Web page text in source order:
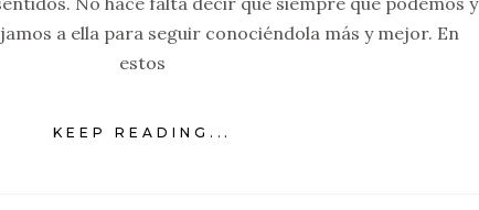
a ella para seguir conociéndola más y mejor. En
estos
KEEP READING...